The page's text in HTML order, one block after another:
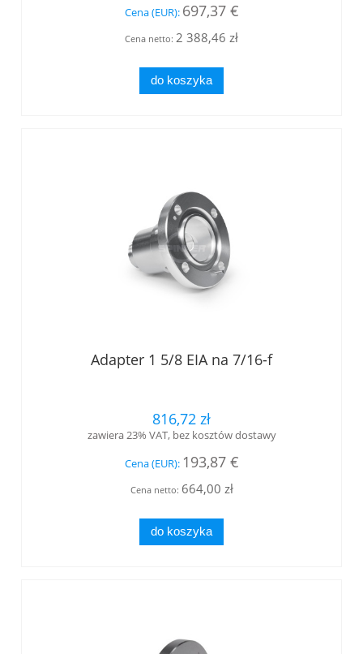
Cena (EUR): 697,37 €
Cena netto: 2 388,46 zł
do koszyka
Adapter 1 5/8 EIA na 7/16-f
816,72 zł
zawiera 23% VAT, bez kosztów dostawy
Cena (EUR): 193,87 €
Cena netto: 664,00 zł
do koszyka